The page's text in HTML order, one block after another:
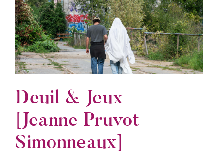
Deuil & Jeux
[Jeanne Pruvot
Simonneaux]